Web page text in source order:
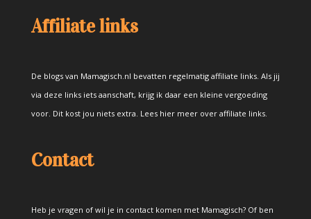
Affiliate links
De blogs van Mamagisch.nl bevatten regelmatig affiliate links. Als jij
via deze links iets aanschaft, krijg ik daar een kleine vergoeding
voor. Dit kost jou niets extra. Lees hier meer over affiliate links.
Contact
Heb je vragen of wil je in contact komen met Mamagisch? Of ben